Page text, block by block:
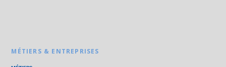
MÉTIERS & ENTREPRISES